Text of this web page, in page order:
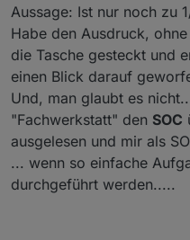
Aussage: Ist nur noch zu
Habe den Ausdruck,
die Tasche gesteckt und
einen Blick darauf
Und, man glaubt es
"Fachwerkstatt" den SOC
ausgelesen und mir als
... wenn so einfache
durchgeführt werden.....